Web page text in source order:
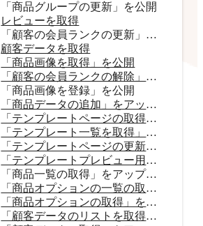
「商品グループの更新」を公開
レビューを取得
「顧客の会員ランクの更新」を公開
顧客データを取得
「商品画像を取得」を公開
「顧客の会員ランクの解除」を公開
「商品画像を登録」を公開
「商品データの追加」をアップデート
「テンプレートページの取得」を公開
「テンプレート一覧を取得」を公開
「テンプレートページの更新」を公開
「テンプレートプレビュー用URLを取得」を公開
「商品一覧の取得」をアップデート
「商品オプションの一覧の取得」をアップデート
「商品オプションの取得」を公開
「顧客データのリストを取得」をアップデート